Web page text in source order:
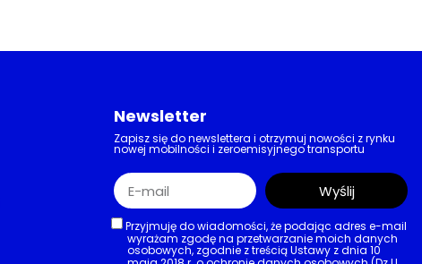
Newsletter
Zapisz się do newslettera i otrzymuj nowości z rynku
nowej mobilności i zeroemisyjnego transportu
Przyjmuję do wiadomości, że podając adres e-mail
wyrażam zgodę na przetwarzanie moich danych
osobowych, zgodnie z treścią Ustawy z dnia 10
Wyślij